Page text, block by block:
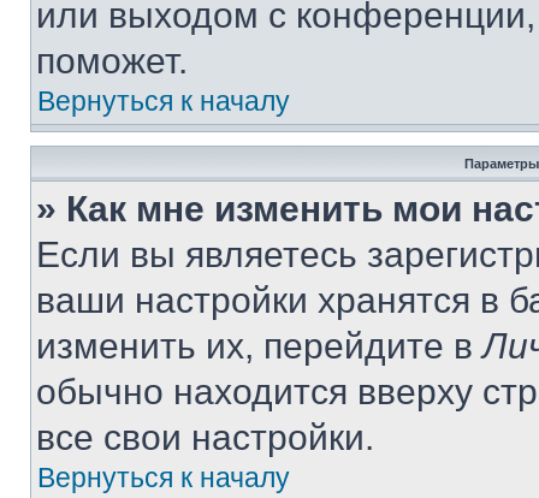
или выходом с
поможет.
Вернуться к началу
Параметры
» Как мне изменить мои
Если вы являетесь
ваши настройки хранятся в
изменить их, перейдите в
обычно находится вверху
все свои настройки.
Вернуться к началу